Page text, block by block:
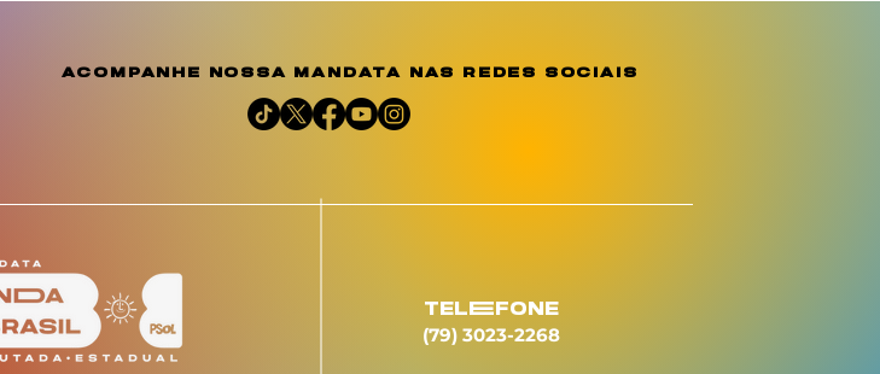
acompanhe nossa mandata nas redes sociais
telEfone
(79) 3023-2268